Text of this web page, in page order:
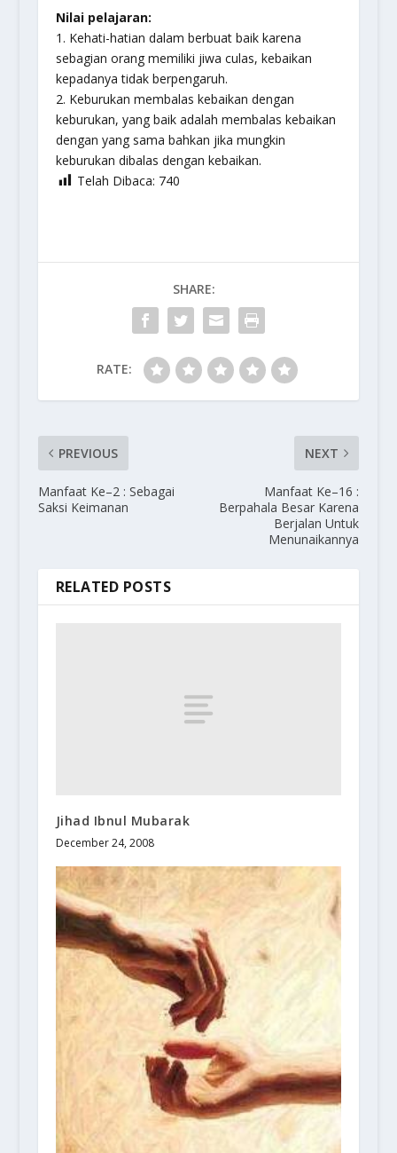
Nilai pelajaran:
1. Kehati-hatian dalam berbuat baik karena
sebagian orang memiliki jiwa culas, kebaikan
kepadanya tidak berpengaruh.
2. Keburukan membalas kebaikan dengan
keburukan, yang baik adalah membalas kebaikan
dengan yang sama bahkan jika mungkin
keburukan dibalas dengan kebaikan.
Telah Dibaca: 740
SHARE:
RATE:
PREVIOUS
Manfaat Ke–2 : Sebagai
Saksi Keimanan
NEXT
Manfaat Ke–16 :
Berpahala Besar Karena
Berjalan Untuk
Menunaikannya
RELATED POSTS
Jihad Ibnul Mubarak
December 24, 2008